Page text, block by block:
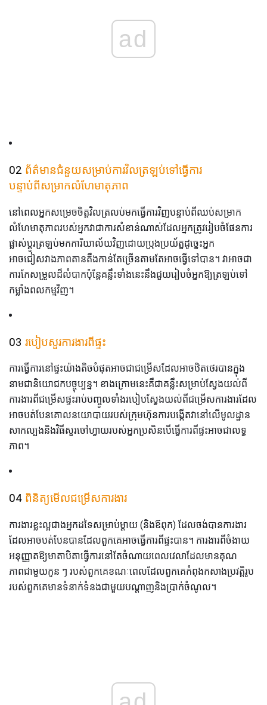
ad
02 ព័ត៌មានជំនួយសម្រាប់ការវិលត្រឡប់ទៅធ្វើការ
បន្ទាប់ពីសម្រាកលំហែមាតុភាព
នៅពេលអ្នកសម្រេចចិត្តវិលត្រលប់មកធ្វើការវិញបន្ទាប់ពីឈប់សម្រាក
លំហែមាតុភាពរបស់អ្នកវាជាការសំខាន់ណាស់ដែលអ្នកត្រូវរៀបចំផែនការ
ផ្លាស់ប្តូរត្រឡប់មកការិយាល័យវិញដោយប្រុងប្រយ័ត្នដូច្នេះអ្នក
អាចជៀសវាងភាពតានតឹងកាន់តែច្រើនតាមតែអាចធ្វើទៅបាន។ វាអាចជា
ការកែសម្រួលដ៏លំបាកប៉ុន្តែគន្លឹះទាំងនេះនឹងជួយរៀបចំអ្នកឱ្យត្រឡប់ទៅ
កម្លាំងពលកម្មវិញ។
03 របៀបសួរការងារពីផ្ទះ
ការធ្វើការនៅផ្ទះយ៉ាងតិចបំផុតអាចជាជម្រើសដែលអាចឋិតថេរបានក្នុង
នាមជានិយោជកបច្ចុប្បន្ន។ ខាងក្រោមនេះគឺជាគន្លឹះសម្រាប់ស្វែងយល់ពី
ការងារពីជម្រើសផ្ទះរាប់បញ្ចូលទាំងរបៀបស្វែងយល់ពីជម្រើសការងារដែល
អាចបត់បែនគោលនយោបាយរបស់ក្រុមហ៊ុនការបង្កើតវានៅលើមូលដ្ឋាន
សាកល្បងនិងវិធីសួរចៅហ្វាយរបស់អ្នកប្រសិនបើធ្វើការពីផ្ទះអាចជាលទ្ធ
ភាព។
04 ពិនិត្យមើលជម្រើសការងារ
ការងារខ្លះល្អជាងអ្នកដទៃសម្រាប់ម្ដាយ (និងឪពុក) ដែលចង់បានការងារ
ដែលអាចបត់បែនបានដែលពួកគេអាចធ្វើការពីផ្ទះបាន។ ការងារពីចំងាយ
អនុញ្ញាតឱ្យមាតាបិតាធ្វើការនៅតែចំណាយពេលវេលាដែលមានគុណ
ភាពជាមួយកូន ៗ របស់ពួកគេខណៈពេលដែលពួកគេកំពុងកសាងប្រវត្តិរូប
របស់ពួកគេមានទំនាក់ទំនងជាមួយបណ្តាញនិងប្រាក់ចំណូល។